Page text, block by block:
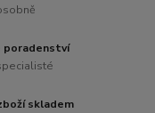
poradenství
skladem